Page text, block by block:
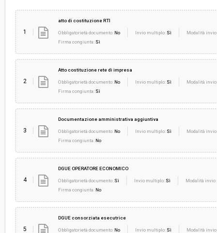
1
atto di costituzione RTI
Obbligatorietà documento: No Invio multiplo: Sì
Modalità
Firma congiunta: Sì
2
Atto costituzione rete di impresa
Obbligatorietà documento: No Invio multiplo: Sì
Modalità
Firma congiunta: Sì
3
Documentazione amministrativa aggiuntiva
Obbligatorietà documento: No Invio multiplo: Sì
Modalità
Firma congiunta: No
4
DGUE OPERATORE ECONOMICO
Obbligatorietà documento: Sì Invio multiplo: Sì
Modalità invio
Firma congiunta: No
5
DGUE consorziata esecutrice
Obbligatorietà documento: No Invio multiplo: Sì
Modalità